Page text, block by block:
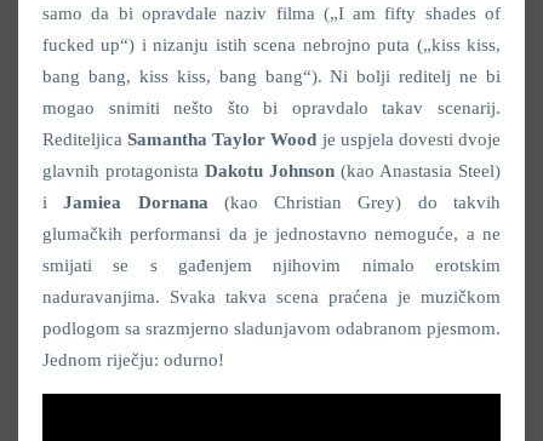
samo da bi opravdale naziv filma („I am fifty shades of
fucked up“) i nizanju istih scena nebrojno puta („kiss kiss,
bang bang, kiss kiss, bang bang“). Ni bolji reditelj ne bi
mogao snimiti nešto što bi opravdalo takav scenarij.
RediteljicaSamantha Taylor Wood je uspjela dovesti dvoje
glavnih protagonista Dakotu Johnson (kao Anastasia Steel)
iJamiea Dornana (kao Christian Grey) do takvih
glumačkih performansi da je jednostavno nemoguće, a ne
smijati se s gađenjem njihovim nimalo erotskim
naduravanjima. Svaka takva scena praćena je muzičkom
podlogom sa srazmjerno sladunjavom odabranom pjesmom.
Jednom riječju: odurno!